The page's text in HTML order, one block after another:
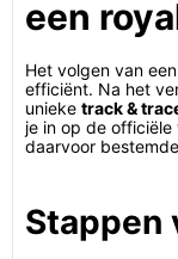
een
Het volgen van
efficiënt. Na het
unieke track &
je in op de
daarvoor
Stappen